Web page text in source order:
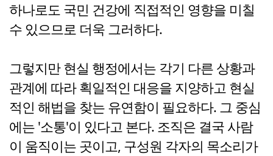
하나로도 국민 건강에 직접적인 영향을 미칠
수 있으므로 더욱 그러하다.
그렇지만 현실 행정에서는 각기 다른 상황과
관계에 따라 획일적인 대응을 지양하고 현실
적인 해법을 찾는 유연함이 필요하다. 그 중심
에는 '소통'이 있다고 본다. 조직은 결국 사람
이 움직이는 곳이고, 구성원 각자의 목소리가